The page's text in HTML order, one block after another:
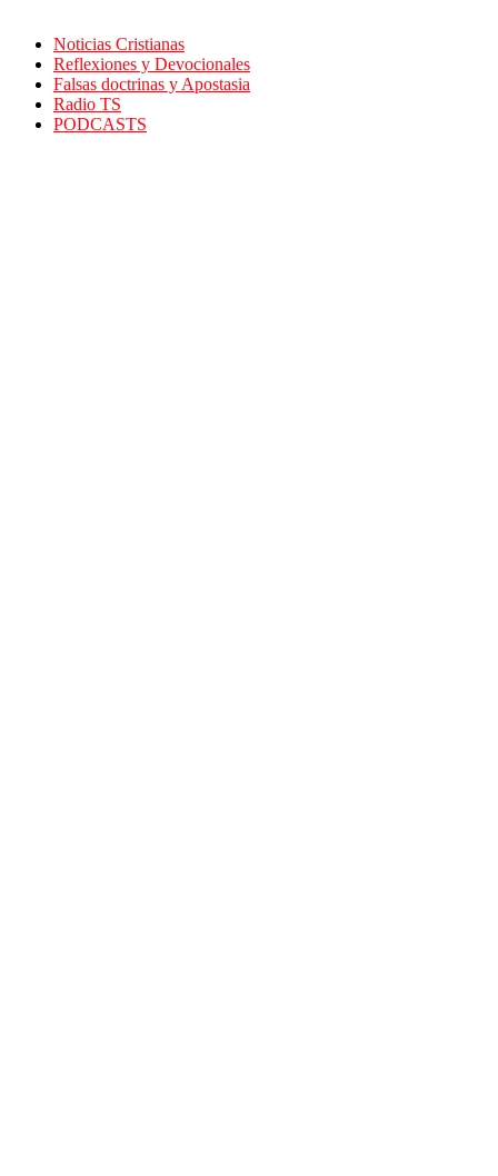
Noticias Cristianas
Reflexiones y Devocionales
Falsas doctrinas y Apostasia
Radio TS
PODCASTS